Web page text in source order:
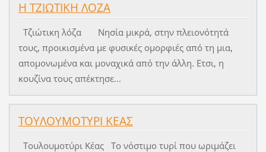
Η ΤΖΙΩΤΙΚΗ ΛΟΖΑ
Τζιώτικη λόζα Νησία μικρά, στην πλειονότητά
τους, προικισμένα με φυσικές ομορφιές από τη μια,
απομονωμένα και μοναχικά από την άλλη. Ετσι, η
κουζίνα τους απέκτησε...
ΤΟΥΛΟΥΜΟΤΥΡΙ ΚΕΑΣ
Τουλουμοτύρι Κέας Το νόστιμο τυρί που ωριμάζει